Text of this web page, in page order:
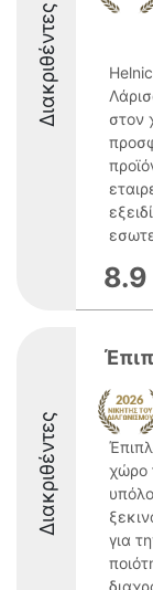
Διακριθέντες
στον
8.9
Διακριθέντες
χώρο
για